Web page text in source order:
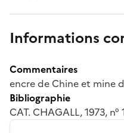
Informations
Commentaires
encre de Chine et mine
Bibliographie
CAT. CHAGALL, 1973, n°